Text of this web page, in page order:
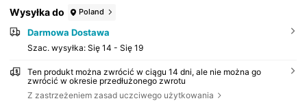
Wysyłka do Poland
Darmowa Dostawa
Szac. wysyłka: Się 14 - Się 19
Ten produkt można zwrócić w ciągu 14 dni, ale nie można go
zwrócić w okresie przedłużonego zwrotu
Z zastrzeżeniem zasad uczciwego użytkowania